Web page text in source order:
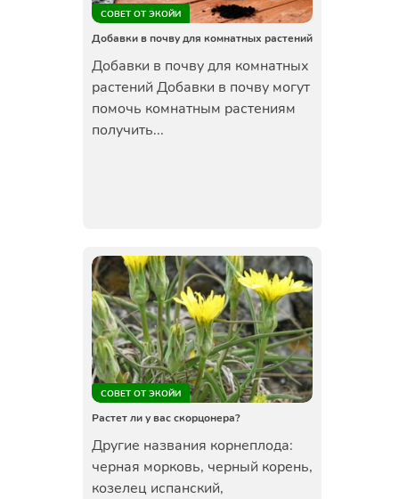
СОВЕТ ОТ ЭКОЙИ
Добавки в почву для комнатных растений
Добавки в почву для комнатных
растений Добавки в почву могут
помочь комнатным растениям
получить...
СОВЕТ ОТ ЭКОЙИ
Растет ли у вас скорцонера?
Другие названия корнеплода:
черная морковь, черный корень,
козелец испанский,